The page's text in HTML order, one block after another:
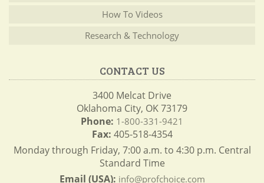
How To Videos
Research & Technology
CONTACT US
3400 Melcat Drive
Oklahoma City, OK 73179
Phone: 1-800-331-9421
Fax: 405-518-4354
Monday through Friday, 7:00 a.m. to 4:30 p.m. Central
Standard Time
Email (USA): info@profchoice.com